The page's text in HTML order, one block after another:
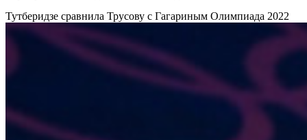
Тутберидзе сравнила Трусову с Гагариным Олимпиада 2022